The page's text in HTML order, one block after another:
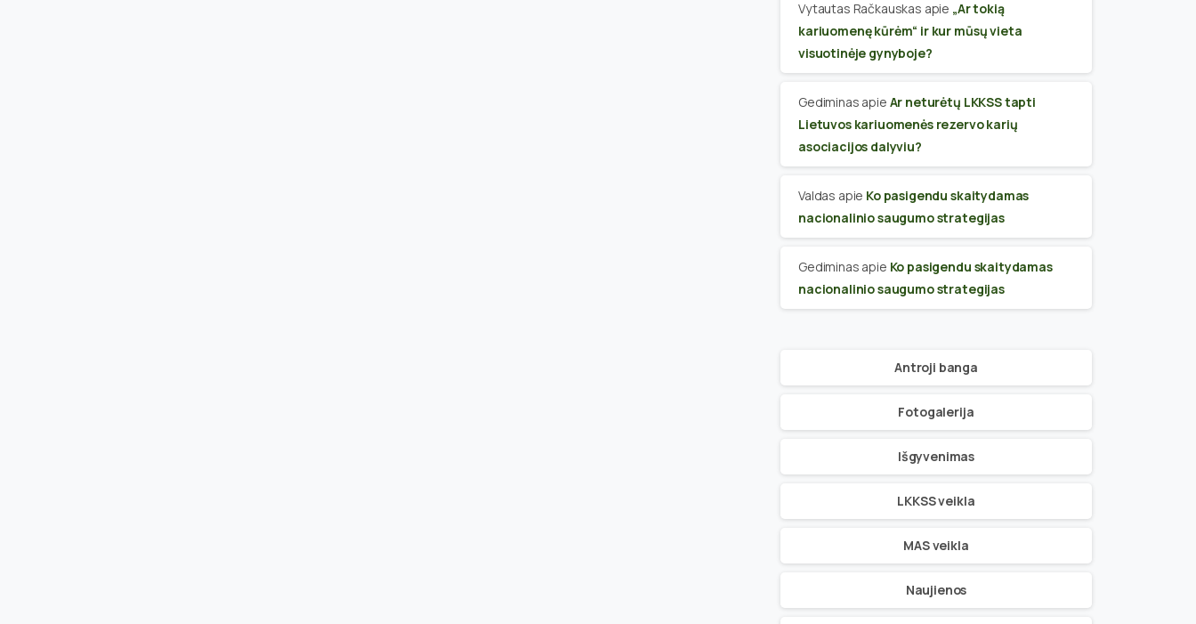
Vytautas Račkauskas apie „Ar tokią
kariuomenę kūrėm“ ir kur mūsų vieta
visuotinėje gynyboje?
Gediminas apie Ar neturėtų LKKSS tapti
Lietuvos kariuomenės rezervo karių
asociacijos dalyviu?
Valdas apie Ko pasigendu skaitydamas
nacionalinio saugumo strategijas
Gediminas apie Ko pasigendu skaitydamas
nacionalinio saugumo strategijas
Antroji banga
Fotogalerija
Išgyvenimas
LKKSS veikla
MAS veikla
Naujienos